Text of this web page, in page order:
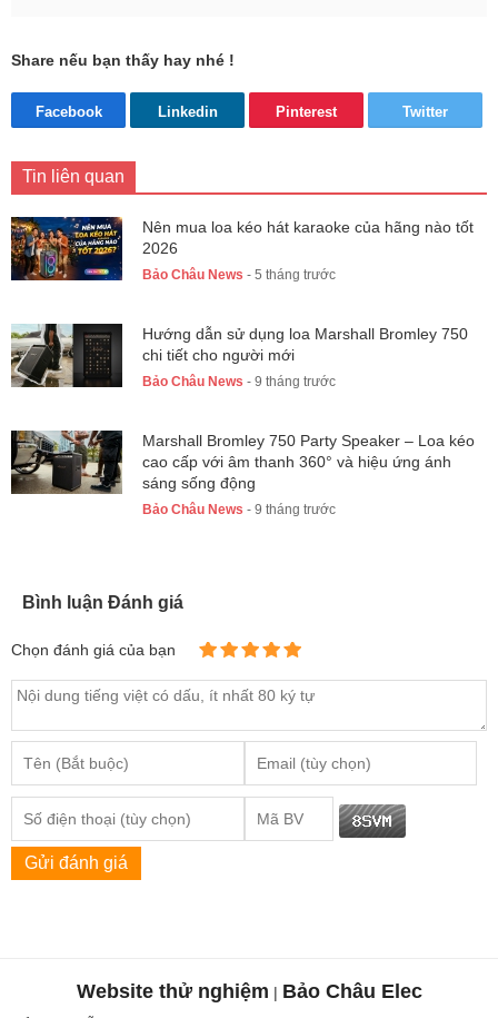
Share nếu bạn thấy hay nhé !
Facebook Linkedin Pinterest Twitter
Tin liên quan
Nên mua loa kéo hát karaoke của hãng nào tốt
2026
Bảo Châu News - 5 tháng trước
Hướng dẫn sử dụng loa Marshall Bromley 750
chi tiết cho người mới
Bảo Châu News - 9 tháng trước
Marshall Bromley 750 Party Speaker – Loa kéo
cao cấp với âm thanh 360° và hiệu ứng ánh
sáng sống động
Bảo Châu News - 9 tháng trước
Bình luận Đánh giá
Chọn đánh giá của bạn
Gửi đánh giá
Website thử nghiệm | Bảo Châu Elec